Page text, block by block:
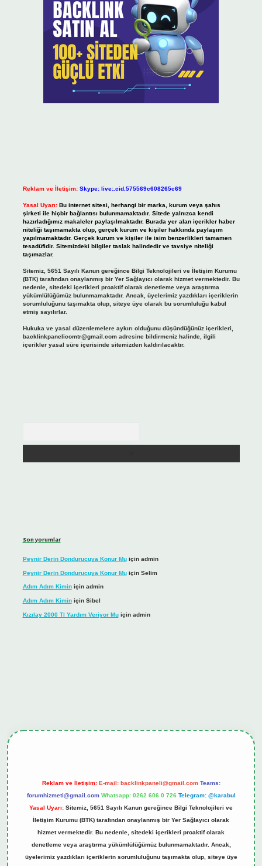
Reklam ve İletişim: Skype: live:.cid.575569c608265c69
Yasal Uyarı: Bu internet sitesi, herhangi bir marka, kurum veya şahıs
şirketi ile hiçbir bağlantısı bulunmamaktadır. Sitede yalnızca kendi
hazırladığımız makaleler paylaşılmaktadır. Burada yer alan içerikler haber
niteliği taşımamakta olup, gerçek kurum ve kişiler hakkında paylaşım
yapılmamaktadır. Gerçek kurum ve kişiler ile isim benzerlikleri tamamen
tesadüfidir. Sitemizdeki bilgiler taslak halindedir ve tavsiye niteliği
taşımazlar.
Sitemiz, 5651 Sayılı Kanun gereğince Bilgi Teknolojileri ve İletişim Kurumu
(BTK) tarafından onaylanmış bir Yer Sağlayıcı olarak hizmet vermektedir. Bu
nedenle, sitedeki içerikleri proaktif olarak denetleme veya araştırma
yükümlülüğümüz bulunmamaktadır. Ancak, üyelerimiz yazdıkları içeriklerin
sorumluluğunu taşımakta olup, siteye üye olarak bu sorumluluğu kabul
etmiş sayılırlar.
Hukuka ve yasal düzenlemelere aykırı olduğunu düşündüğünüz içerikleri,
backlinkpanelicomtr@gmail.comadresine bildirmeniz halinde, ilgili
içerikler yasal süre içerisinde sitemizden kaldırılacaktır.
Son yorumlar
Peynir Derin Dondurucuya Konur Muiçin admin
Peynir Derin Dondurucuya Konur Muiçin Selim
Adım Adım Kiminiçin admin
Adım Adım Kiminiçin Sibel
Kızılay 2000 Tl Yardım Veriyor Muiçin admin
Reklam ve İletişim: E-mail: backlinkpaneli@gmail.com Teams:
forumhizmeti@gmail.com Whatsapp: 0262 606 0 726 Telegram: @karabul
Yasal Uyarı: Sitemiz, 5651 Sayılı Kanun gereğince Bilgi Teknolojileri ve
İletişim Kurumu (BTK) tarafından onaylanmış bir Yer Sağlayıcı olarak
hizmet vermektedir. Bu nedenle, sitedeki içerikleri proaktif olarak
denetleme veya araştırma yükümlülüğümüz bulunmamaktadır. Ancak,
üyelerimiz yazdıkları içeriklerin sorumluluğunu taşımakta olup, siteye üye